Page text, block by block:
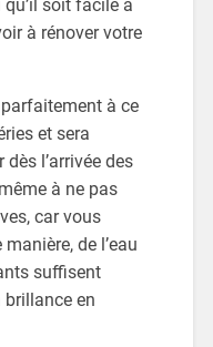
soit facile à
à rénover votre
à ce
et sera
l’arrivée des
à ne pas
car vous
de l’eau
suffisent
brillance en